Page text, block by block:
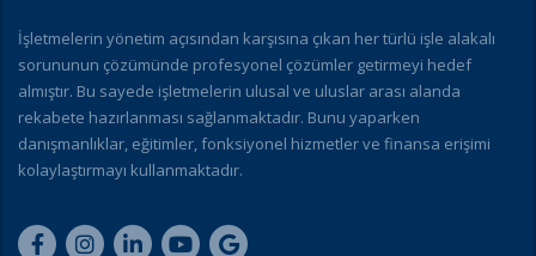
İşletmelerin yönetim açısından karşısına çıkan her türlü işle alakalı
sorununun çözümünde profesyonel çözümler getirmeyi hedef
almıştır. Bu sayede işletmelerin ulusal ve uluslar arası alanda
rekabete hazırlanması sağlanmaktadır. Bunu yaparken
danışmanlıklar, eğitimler, fonksiyonel hizmetler ve finansa erişimi
kolaylaştırmayı kullanmaktadır.